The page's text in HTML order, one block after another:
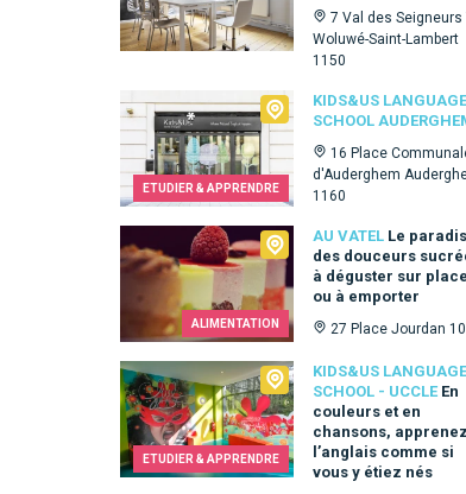
7 Val des Seigneurs
Woluwé-Saint-Lambert
1150
ETUDIER & APPRENDRE
KIDS&US LANGUAGE
SCHOOL
16 Place
d'Auderghem
1160
Kids&Us language school Auderghem
ALIMENTATION
AU VATEL Le paradis
des douceurs
à déguster sur place
ou à emporter
27 Place Jourdan
Au Vatel
ETUDIER & APPRENDRE
KIDS&US LANGUAGE
SCHOOL - UCCLE En
couleurs et en
chansons, apprenez
l’anglais comme si
vous y étiez nés
Kids&Us language school - Uccle